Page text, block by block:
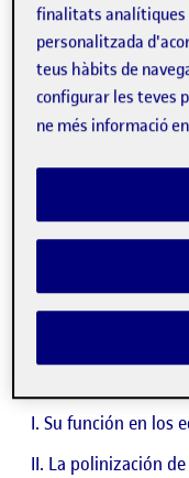
Su función en los
La polinización
finalitats
personalitzada
teus hàbits de
configurar les teves
ne més informació